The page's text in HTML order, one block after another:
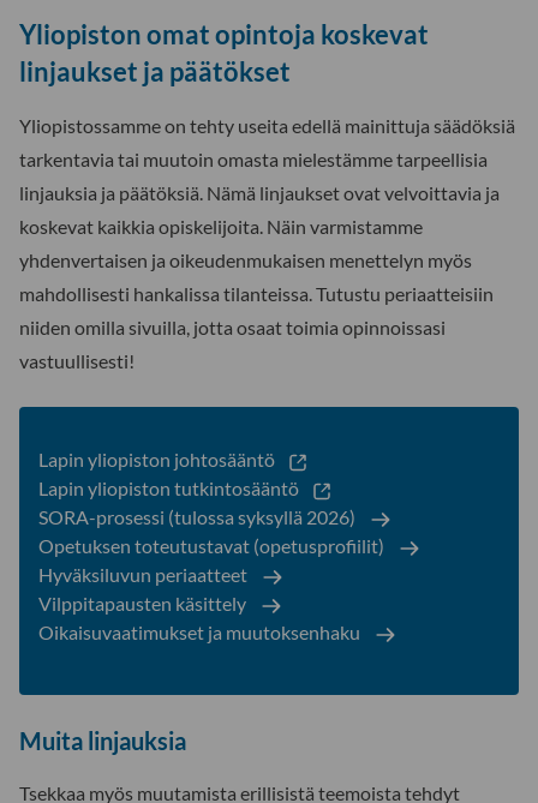
Yliopiston omat opintoja koskevat
linjaukset ja päätökset
Yliopistossamme on tehty useita edellä mainittuja säädöksiä
tarkentavia tai muutoin omasta mielestämme tarpeellisia
linjauksia ja päätöksiä. Nämä linjaukset ovat velvoittavia ja
koskevat kaikkia opiskelijoita. Näin varmistamme
yhdenvertaisen ja oikeudenmukaisen menettelyn myös
mahdollisesti hankalissa tilanteissa. Tutustu periaatteisiin
niiden omilla sivuilla, jotta osaat toimia opinnoissasi
vastuullisesti!
Lapin yliopiston johtosääntö
Lapin yliopiston tutkintosääntö
SORA-prosessi (tulossa syksyllä 2026)
Opetuksen toteutustavat (opetusprofiilit)
Hyväksiluvun periaatteet
Vilppitapausten käsittely
Oikaisuvaatimukset ja muutoksenhaku
Muita linjauksia
Tsekkaa myös muutamista erillisistä teemoista tehdyt